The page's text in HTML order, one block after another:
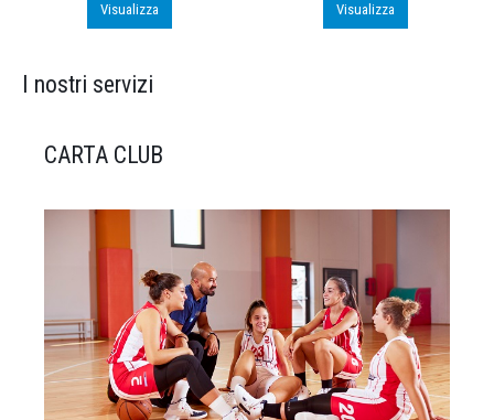
Visualizza Visualizza
I nostri servizi
CARTA CLUB